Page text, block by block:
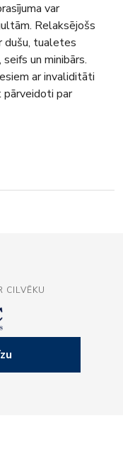
var
Relaksējošs
dušu, tualetes
un minibārs.
ar invaliditāti
par
CILVĒKU